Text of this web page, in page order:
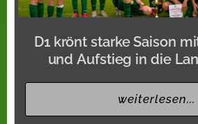
D1 krönt starke Saison
und Aufstieg in die
weiterlesen...